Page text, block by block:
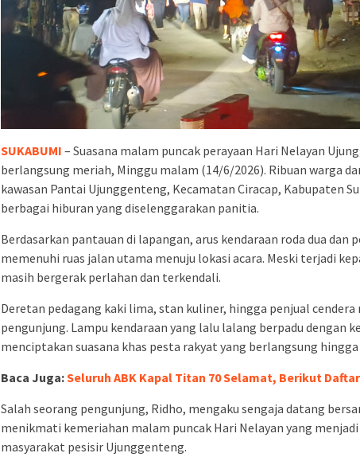
SUKABUMI – Suasana malam puncak perayaan Hari Nelayan
berlangsung meriah, Minggu malam (14/6/2026). Ribuan warga
kawasan Pantai Ujunggenteng, Kecamatan Ciracap, Kabupaten
berbagai hiburan yang diselenggarakan panitia.
Berdasarkan pantauan di lapangan, arus kendaraan roda dua dan
memenuhi ruas jalan utama menuju lokasi acara. Meski terjadi
masih bergerak perlahan dan terkendali.
Deretan pedagang kaki lima, stan kuliner, hingga penjual
pengunjung. Lampu kendaraan yang lalu lalang berpadu dengan
menciptakan suasana khas pesta rakyat yang berlangsung
Baca Juga:Seluruh ABK Kapal Titan 70 Selamat, Berikut
Salah seorang pengunjung, Ridho, mengaku sengaja datang
menikmati kemeriahan malam puncak Hari Nelayan yang
masyarakat pesisir Ujunggenteng.